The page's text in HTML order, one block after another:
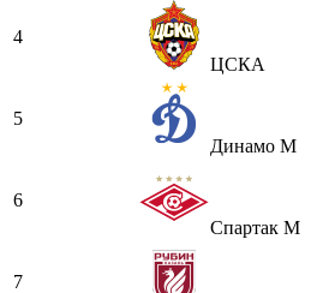
4
ЦСКА
5
Динамо М
6
Спартак М
7